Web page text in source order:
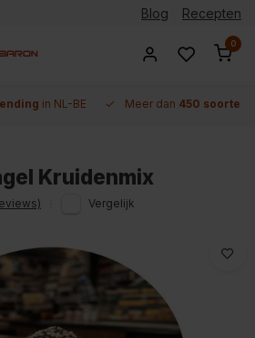
Blog Recepten
0
in NL-BE Meer dan 450 soorten
Kruidenmix
Vergelijk